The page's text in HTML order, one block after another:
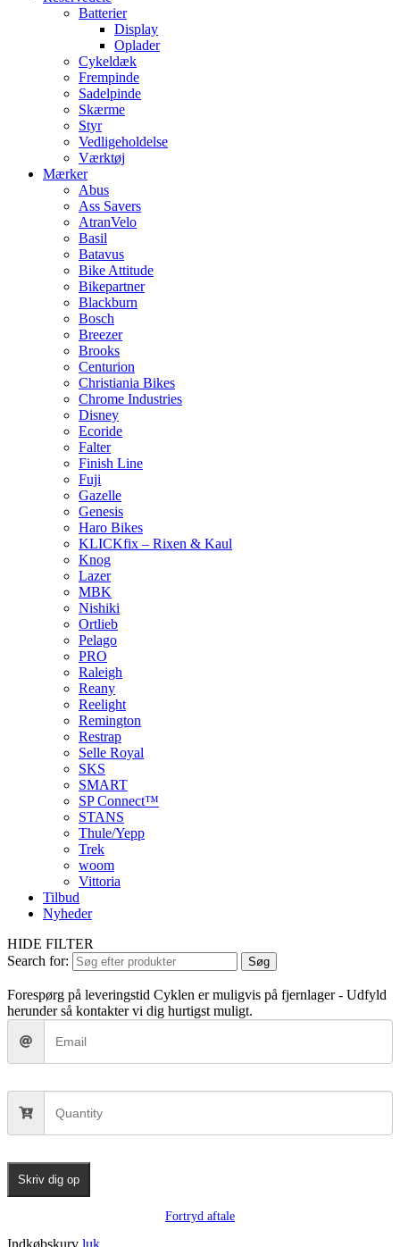
Batterier
Display
Oplader
Cykeldæk
Frempinde
Sadelpinde
Skærme
Styr
Vedligeholdelse
Værktøj
Mærker
Abus
Ass Savers
AtranVelo
Basil
Batavus
Bike Attitude
Bikepartner
Blackburn
Bosch
Breezer
Brooks
Centurion
Christiania Bikes
Chrome Industries
Disney
Ecoride
Falter
Finish Line
Fuji
Gazelle
Genesis
Haro Bikes
KLICKfix – Rixen & Kaul
Knog
Lazer
MBK
Nishiki
Ortlieb
Pelago
PRO
Raleigh
Reany
Reelight
Remington
Restrap
Selle Royal
SKS
SMART
SP Connect™
STANS
Thule/Yepp
Trek
woom
Vittoria
Tilbud
Nyheder
HIDE FILTER
Search for:
Søg
Forespørg på leveringstid Cyklen er muligvis på fjernlager - Udfyld
herunder så kontakter vi dig hurtigst muligt.
Skriv dig op
Fortryd aftale